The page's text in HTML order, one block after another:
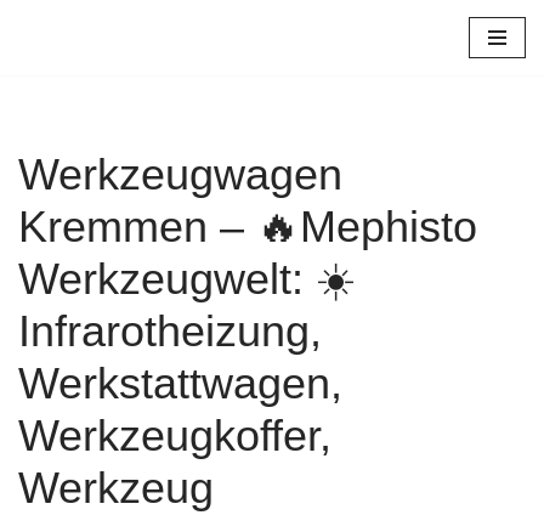
Werkzeugwagen
Kremmen – 🔥Mephisto
Werkzeugwelt: ☀️
Infrarotheizung,
Werkstattwagen,
Werkzeugkoffer,
Werkzeug